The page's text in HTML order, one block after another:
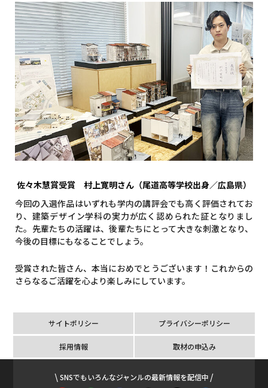
佐々木慧賞受賞 村上寛明さん（尾道高等学校出身／広島県）
今回の入選作品はいずれも学内の講評会でも高く評価されてお
り、建築デザイン学科の実力が広く認められた証となりまし
た。先輩たちの活躍は、後輩たちにとって大きな刺激となり、
今後の目標にもなることでしょう。
受賞された皆さん、本当におめでとうございます！これからの
さらなるご活躍を心より楽しみにしています。
サイトポリシー プライバシーポリシー
採用情報 取材の申込み
SNSでもいろんなジャンルの最新情報を配信中